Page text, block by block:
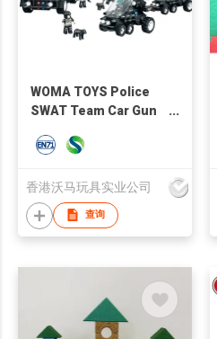
WOMA TOYS Police
SWAT Team Car Gun
DIY Blocks Set Toys
Hobbies
香港沃马玩具实业公司
查询